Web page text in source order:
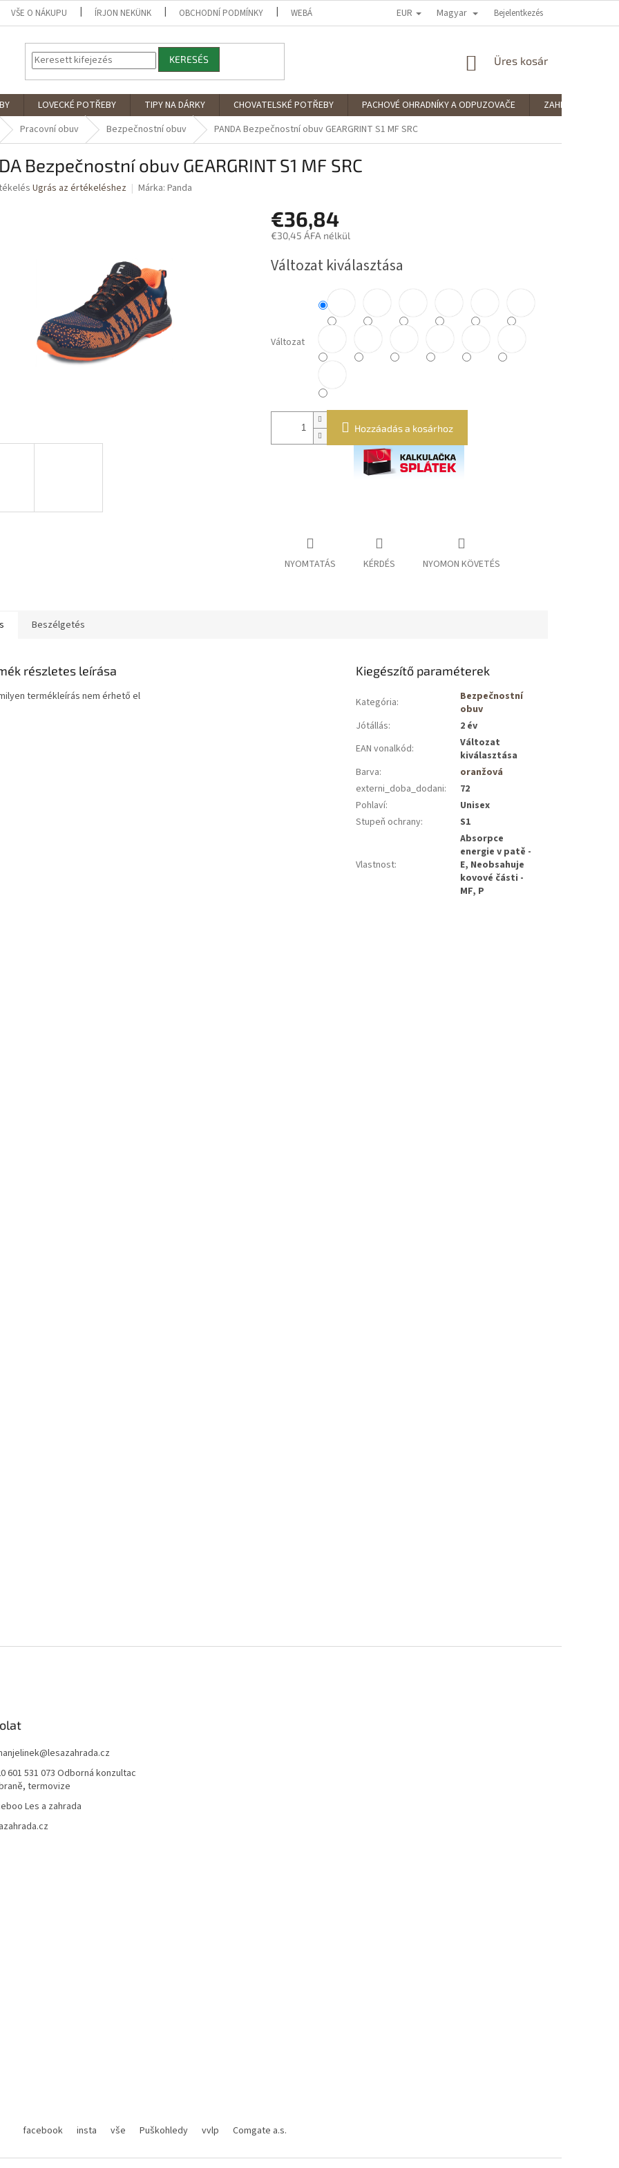
VŠE O NÁKUPU ÍRJON NEKÜNK OBCHODNÍ PODMÍNKY WEBÁRUHÁZ ÉRTÉKELÉSE PODMÍNKY OCHRANY OSOBNÍCH ÚDAJŮ
EUR Magyar Bejelentkezés
KERESÉS KOSÁR
Üres kosár
LOVECKÉ POTŘEBY TIPY NA DÁRKY CHOVATELSKÉ POTŘEBY PACHOVÉ OHRADNÍKY A ODPUZOVAČE
ZAHRADNÍ
Pracovní obuv Bezpečnostní obuv PANDA Bezpečnostní obuv GEARGRINT S1 MF SRC
Bezpečnostní obuv GEARGRINT S1 MF SRC
Ugrás az értékeléshez Márka: Panda
€36,84
€30,45 ÁFA nélkül
Változat kiválasztása
Változat
Hozzáadás a kosárhoz
NYOMTATÁS KÉRDÉS NYOMON KÖVETÉS
Beszélgetés
részletes leírása
termékleírás nem érhető el
Kiegészítő paraméterek
Kategória:
Bezpečnostní
obuv
Jótállás:
2 év
EAN vonalkód:
Változat
kiválasztása
Barva:
oranžová
externi_doba_dodani:
72
Pohlaví:
Unisex
Stupeň ochrany: S1
Vlastnost:
Absorpce
energie v patě -
E, Neobsahuje
kovové části -
MF, P
@lesazahrada.cz
601 531 073 Odborná konzultac
termovize
Les a zahrada
facebook insta vše Puškohledy vvlp Comgate a.s.